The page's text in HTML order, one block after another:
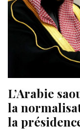
L’Arabie
la
la